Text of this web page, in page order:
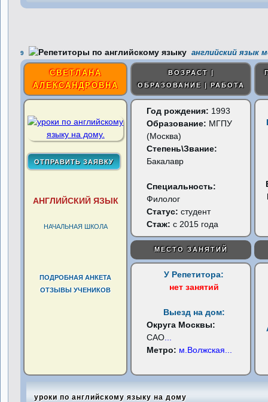
9 английский язык
СВЕТЛАНА
АЛЕКСАНДРОВНА
ВОЗРАСТ |
ОБРАЗОВАНИЕ | РАБОТА
АНГЛИЙСКИЙ ЯЗЫК
НАЧАЛЬНАЯ ШКОЛА
ПОДРОБНАЯ АНКЕТА
ОТЗЫВЫ УЧЕНИКОВ
Год рождения: 1993
Образование: МГПУ
(Москва)
Степень\Звание:
Бакалавр
Специальность:
Филолог
Статус:студент
Стаж: с 2015 года
МЕСТО ЗАНЯТИЙ
У Репетитора:
нет занятий
Выезд на дом:
Округа Москвы:
САО
Метро: м.Волжская
уроки по английскому языку на дому